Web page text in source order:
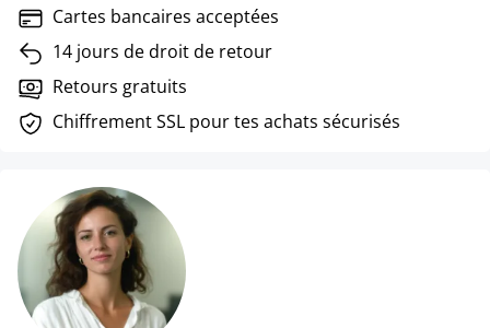
Cartes bancaires acceptées
14 jours de droit de retour
Retours gratuits
Chiffrement SSL pour tes achats sécurisés